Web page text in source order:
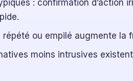
: confirmation d’action
répété ou empilé augmente la
moins intrusives